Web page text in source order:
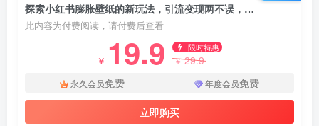
探索小红书膨胀壁纸的新玩法，引流变现两不误，私域流量多种组合变现方式揭秘！
此内容为付费阅读，请付费后查看
￥ 19.9 限时特惠
￥29.9
永久会员免费 年度会员免费
立即购买